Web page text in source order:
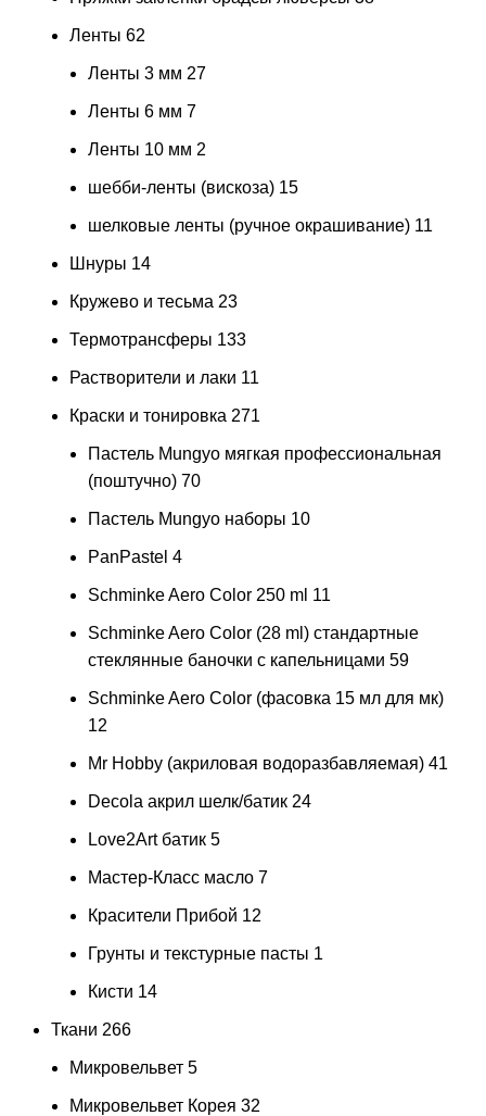
Ленты 62
Ленты 3 мм 27
Ленты 6 мм 7
Ленты 10 мм 2
шебби-ленты (вискоза) 15
шелковые ленты (ручное окрашивание) 11
Шнуры 14
Кружево и тесьма 23
Термотрансферы 133
Растворители и лаки 11
Краски и тонировка 271
Пастель Mungyo мягкая профессиональная
(поштучно) 70
Пастель Mungyo наборы 10
PanPastel 4
Schminke Aero Color 250 ml 11
Schminke Aero Color (28 ml) стандартные
стеклянные баночки с капельницами 59
Schminke Aero Color (фасовка 15 мл для мк)
12
Mr Hobby (акриловая водоразбавляемая) 41
Decola акрил шелк/батик 24
Love2Art батик 5
Мастер-Класс масло 7
Красители Прибой 12
Грунты и текстурные пасты 1
Кисти 14
Ткани 266
Микровельвет 5
Микровельвет Корея 32